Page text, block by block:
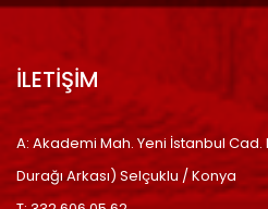
İLETİŞİM
A: Akademi Mah. Yeni İstanbul
Durağı Arkası) Selçuklu / Konya